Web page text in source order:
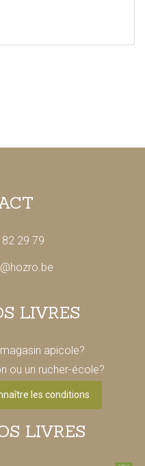
29 79
LIVRES
apicole?
ou un rucher-école?
les conditions
LIVRES